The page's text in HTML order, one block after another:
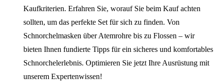
Kaufkriterien. Erfahren Sie, worauf Sie beim Kauf achten
sollten, um das perfekte Set für sich zu finden. Von
Schnorchelmasken über Atemrohre bis zu Flossen – wir
bieten Ihnen fundierte Tipps für ein sicheres und komfortables
Schnorchelerlebnis. Optimieren Sie jetzt Ihre Ausrüstung mit
unserem Expertenwissen!